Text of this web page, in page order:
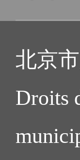
北京
Droits